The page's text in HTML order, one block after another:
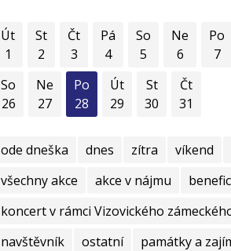
Út
1
St
2
Čt
3
Pá
4
So
5
Ne
6
Po
7
So
26
Ne
27
Po
28
Út
29
St
30
Čt
31
ode dneška dnes zítra víkend
všechny akce
akce v nájmu
koncert v rámci Vizovického
navštěvník
ostatní památky a